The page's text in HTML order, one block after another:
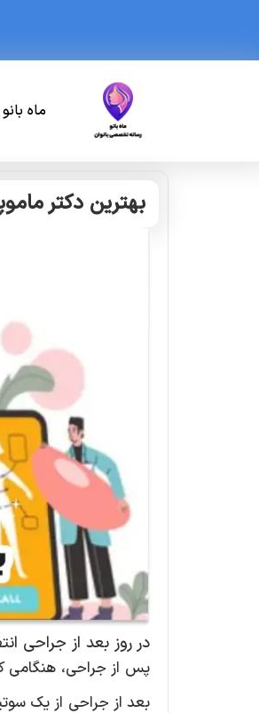
ماه بانو
بهترین دکتر
در روز بعد از جراحی
پس از جراحی، هنگامی
بعد از جراحی از یک